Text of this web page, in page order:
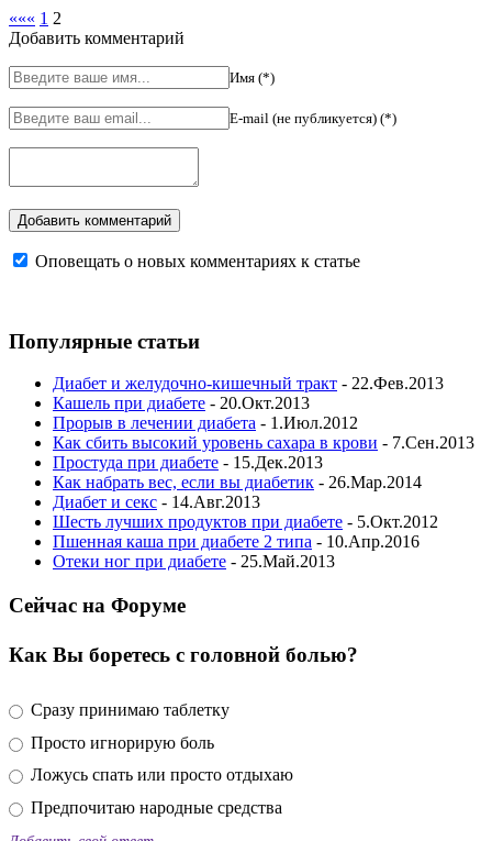
««« 1 2
Добавить комментарий
Имя (*)
E-mail (не публикуется) (*)
Оповещать о новых комментариях к статье
Популярные статьи
Диабет и желудочно-кишечный тракт - 22.Фев.2013
Кашель при диабете - 20.Окт.2013
Прорыв в лечении диабета - 1.Июл.2012
Как сбить высокий уровень сахара в крови - 7.Сен.2013
Простуда при диабете - 15.Дек.2013
Как набрать вес, если вы диабетик - 26.Мар.2014
Диабет и секс - 14.Авг.2013
Шесть лучших продуктов при диабете - 5.Окт.2012
Пшенная каша при диабете 2 типа - 10.Апр.2016
Отеки ног при диабете - 25.Май.2013
Сейчас на Форуме
Как Вы боретесь с головной болью?
Сразу принимаю таблетку
Просто игнорирую боль
Ложусь спать или просто отдыхаю
Предпочитаю народные средства